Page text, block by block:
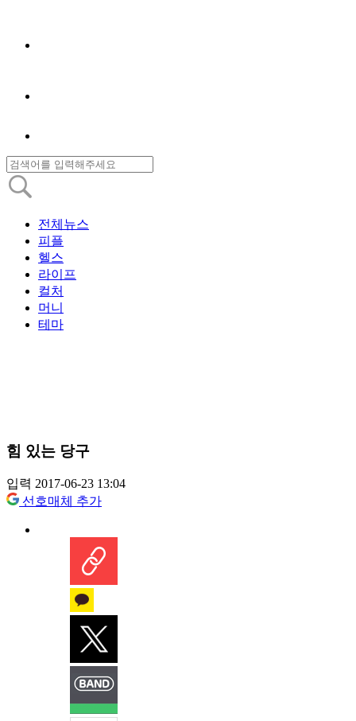
전체뉴스
피플
헬스
라이프
컬처
머니
테마
힘 있는 당구
입력 2017-06-23 13:04
선호매체 추가